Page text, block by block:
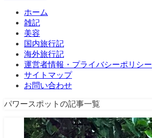
ホーム
雑記
美容
国内旅行記
海外旅行記
運営者情報・プライバシーポリシー
サイトマップ
お問い合わせ
パワースポットの記事一覧